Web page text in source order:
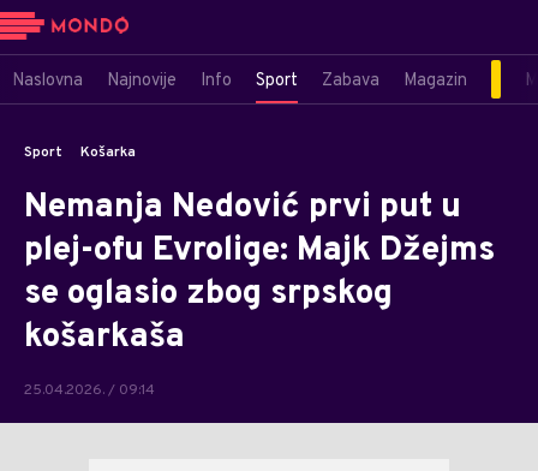
Naslovna Najnovije Info Sport Zabava Magazin
Sport Košarka
Nemanja Nedović prvi put u
plej-ofu Evrolige: Majk Džejms
se oglasio zbog srpskog
košarkaša
25.04.2026. / 09:14